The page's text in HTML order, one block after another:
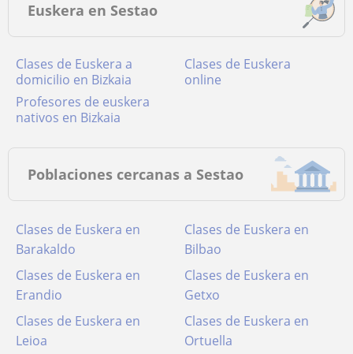
Euskera en Sestao
Clases de Euskera a
domicilio en Bizkaia
Clases de Euskera
online
Profesores de euskera
nativos en Bizkaia
Poblaciones cercanas a Sestao
Clases de Euskera en
Barakaldo
Clases de Euskera en
Bilbao
Clases de Euskera en
Erandio
Clases de Euskera en
Getxo
Clases de Euskera en
Leioa
Clases de Euskera en
Ortuella